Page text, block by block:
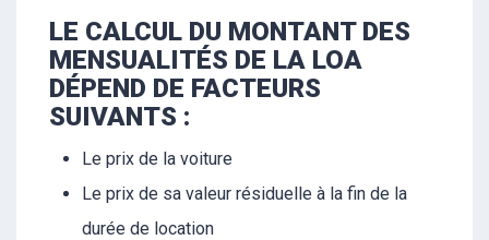
LE CALCUL DU MONTANT DES
MENSUALITÉS DE LA LOA
DÉPEND DE FACTEURS
SUIVANTS :
Le prix de la voiture
Le prix de sa valeur résiduelle à la fin de la
durée de location